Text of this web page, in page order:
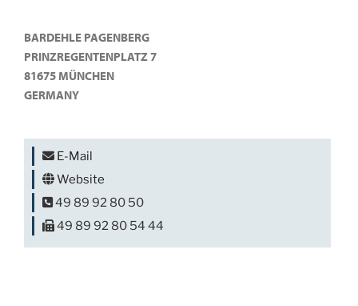
BARDEHLE PAGENBERG
PRINZREGENTENPLATZ 7
81675 MÜNCHEN
GERMANY
E-Mail
Website
49 89 92 80 50
49 89 92 80 54 44